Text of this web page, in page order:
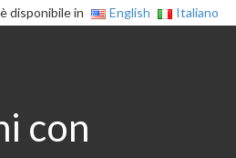
disponibile in English Italiano
con